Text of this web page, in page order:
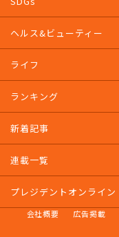
ヘルス&ビューティー
ライフ
ランキング
新着記事
連載一覧
プレジデントオンライン
会社概要 広告掲載